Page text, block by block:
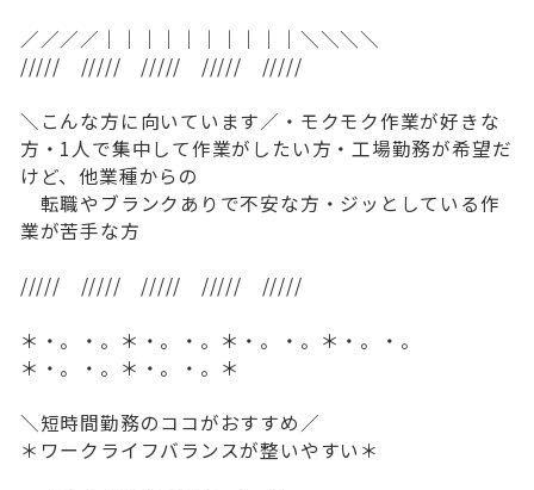
／／／／｜｜｜｜｜｜｜｜｜｜＼＼＼＼
///// ///// ///// ///// /////
＼こんな方に向いています／・モクモク作業が好きな
方・1人で集中して作業がしたい方・工場勤務が希望だ
けど、他業種からの
転職やブランクありで不安な方・ジッとしている作
業が苦手な方
///// ///// ///// ///// /////
＊・。・。＊・。・。＊・。・。＊・。・。
＊・。・。＊・。・。＊
＼短時間勤務のココがおすすめ／
＊ワークライフバランスが整いやすい＊